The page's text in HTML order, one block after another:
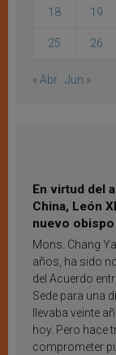
18 19
25 26
« Abr Jun »
En virtud del
China, León
nuevo obispo
Mons. Chang
años, ha sido
del Acuerdo
Sede para una
llevaba veinte
hoy. Pero hace
comprometer